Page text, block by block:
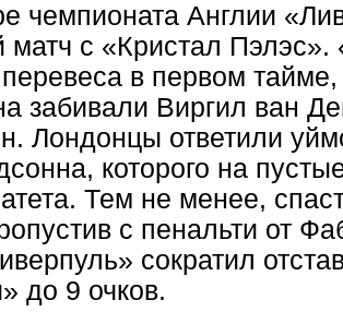
чемпионата Англии
матч с «Кристал Пэлэс».
в первом
забивали Виргил ван
Лондонцы ответили
которого на
Тем не менее,
с пенальти от
сократил
до 9 очков.